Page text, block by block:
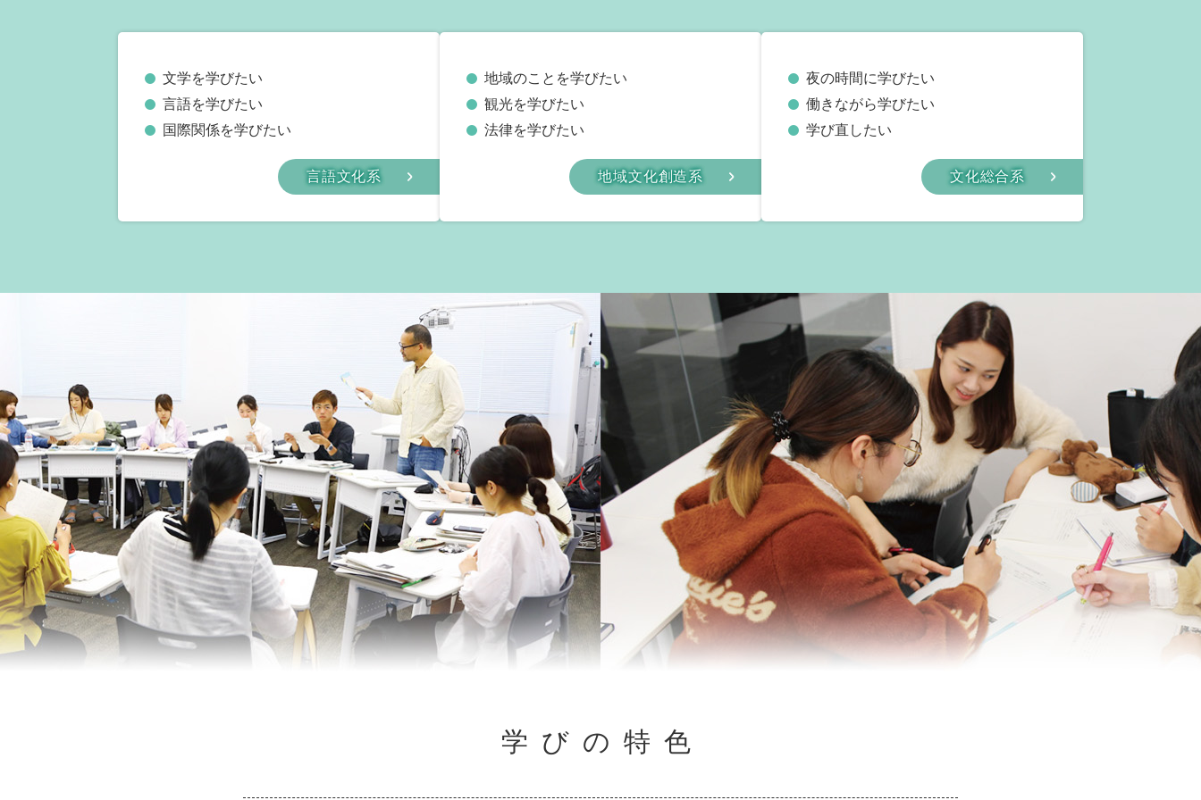
言語文化系
文学を学びたい
言語を学びたい
国際関係を学びたい
地域文化創造系
地域のことを学びたい
観光を学びたい
法律を学びたい
文化総合系
夜の時間に学びたい
働きながら学びたい
学び直したい
学びの特色